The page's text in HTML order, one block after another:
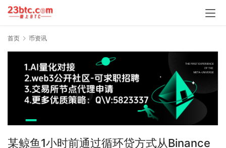
首页 币资讯
某鲸鱼1小时前通过循环贷方式从Binance